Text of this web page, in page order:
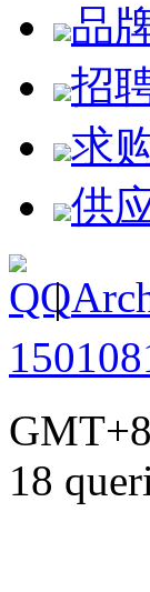
品
招
求
供
|
18